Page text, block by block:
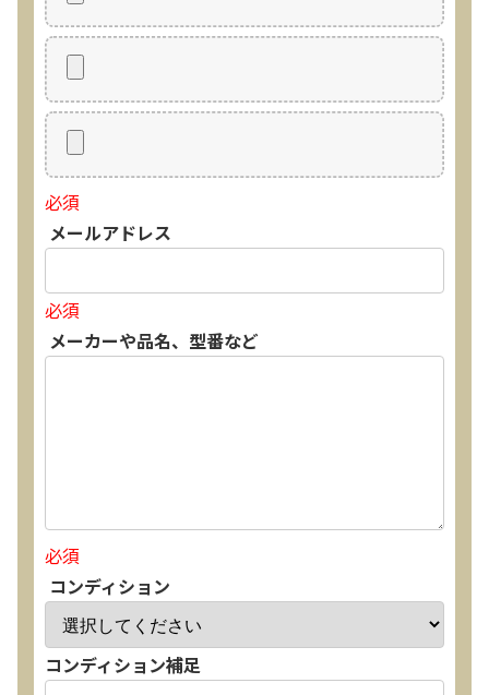
必須
メールアドレス
必須
メーカーや品名、型番など
必須
コンディション
コンディション補足